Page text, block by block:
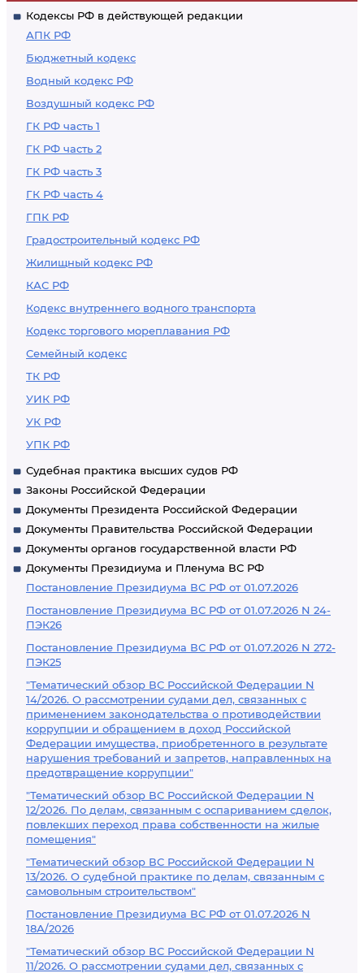
Кодексы РФ в действующей редакции
АПК РФ
Бюджетный кодекс
Водный кодекс РФ
Воздушный кодекс РФ
ГК РФ часть 1
ГК РФ часть 2
ГК РФ часть 3
ГК РФ часть 4
ГПК РФ
Градостроительный кодекс РФ
Жилищный кодекс РФ
КАС РФ
Кодекс внутреннего водного транспорта
Кодекс торгового мореплавания РФ
Семейный кодекс
ТК РФ
УИК РФ
УК РФ
УПК РФ
Судебная практика высших судов РФ
Законы Российской Федерации
Документы Президента Российской Федерации
Документы Правительства Российской Федерации
Документы органов государственной власти РФ
Документы Президиума и Пленума ВС РФ
Постановление Президиума ВС РФ от 01.07.2026
Постановление Президиума ВС РФ от 01.07.2026 N 24-
ПЭК26
Постановление Президиума ВС РФ от 01.07.2026 N 272-
ПЭК25
"Тематический обзор ВС Российской Федерации N
14/2026. О рассмотрении судами дел, связанных с
применением законодательства о противодействии
коррупции и обращением в доход Российской
Федерации имущества, приобретенного в результате
нарушения требований и запретов, направленных на
предотвращение коррупции"
"Тематический обзор ВС Российской Федерации N
12/2026. По делам, связанным с оспариванием сделок,
повлекших переход права собственности на жилые
помещения"
"Тематический обзор ВС Российской Федерации N
13/2026. О судебной практике по делам, связанным с
самовольным строительством"
Постановление Президиума ВС РФ от 01.07.2026 N
18А/2026
"Тематический обзор ВС Российской Федерации N
11/2026. О рассмотрении судами дел, связанных с